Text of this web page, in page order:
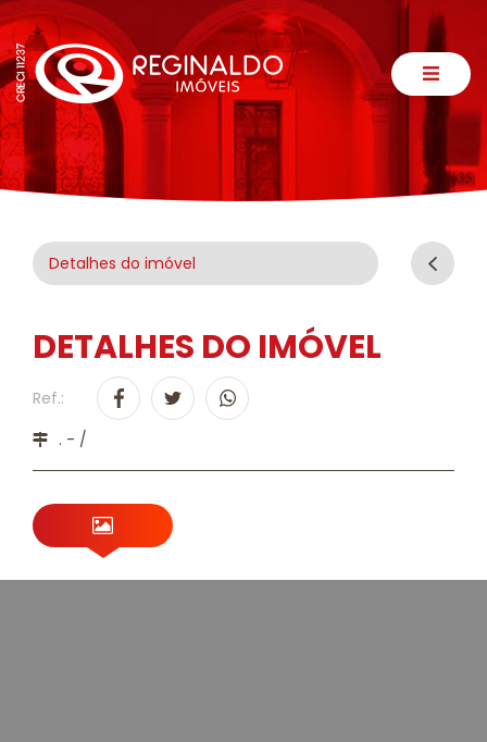
Detalhes do imóvel
DETALHES DO IMÓVEL
Ref.:
. - /